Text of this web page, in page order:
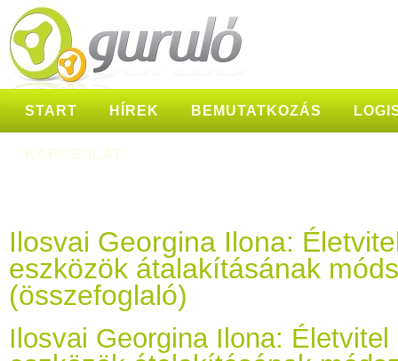
START HÍREK BEMUTATKOZÁS
KAPCSOLAT
Ilosvai Georgina Ilona:
eszközök átalakításának
(összefoglaló)
Ilosvai Georgina Ilona: